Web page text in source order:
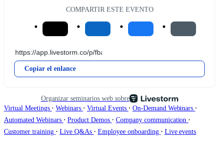
COMPARTIR ESTE EVENTO
Copiar el enlance
Organizar seminarios web sobre
Virtual Meetings ∙ Webinars ∙ Virtual Events ∙ On-Demand Webinars ∙
Automated Webinars ∙ Product Demos ∙ Company communication ∙
Customer training ∙ Live Q&As ∙ Employee onboarding ∙ Live events